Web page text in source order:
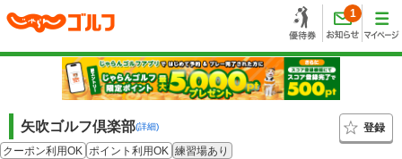
1
矢吹ゴルフ倶楽部(詳細)
登録
クーポン利用OK ポイント利用OK 練習場あり